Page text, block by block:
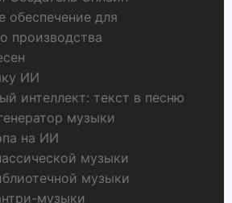
обеспечение для
производства
ИИ
интеллект: текст в песню
музыки
на ИИ
музыки
музыки
музыки